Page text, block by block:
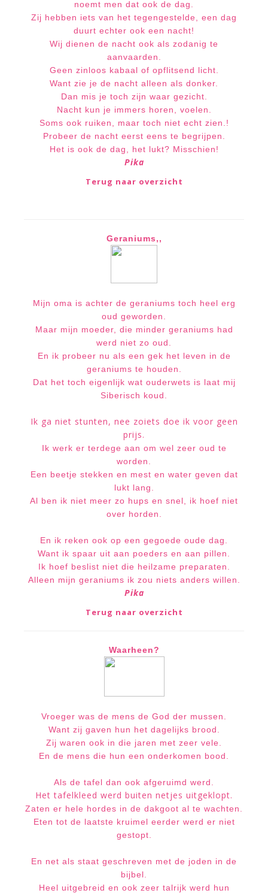
noemt men dat ook de dag.
Zij hebben iets van het tegengestelde, een dag
duurt echter ook een nacht!
Wij dienen de nacht ook als zodanig te
aanvaarden.
Geen zinloos kabaal of opflitsend licht.
Want zie je de nacht alleen als donker.
Dan mis je toch zijn waar gezicht.
Nacht kun je immers horen, voelen.
Soms ook ruiken, maar toch niet echt zien.!
Probeer de nacht eerst eens te begrijpen.
Het is ook de dag, het lukt? Misschien!
Pika
Terug naar overzicht
Geraniums,,
Mijn oma is achter de geraniums toch heel erg
oud geworden.
Maar mijn moeder, die minder geraniums had
werd niet zo oud.
En ik probeer nu als een gek het leven in de
geraniums te houden.
Dat het toch eigenlijk wat ouderwets is laat mij
Siberisch koud.
Ik ga niet stunten, nee zoiets doe ik voor geen
prijs.
Ik werk er terdege aan om wel zeer oud te
worden.
Een beetje stekken en mest en water geven dat
lukt lang.
Al ben ik niet meer zo hups en snel, ik hoef niet
over horden.
En ik reken ook op een gegoede oude dag.
Want ik spaar uit aan poeders en aan pillen.
Ik hoef beslist niet die heilzame preparaten.
Alleen mijn geraniums ik zou niets anders willen.
Pika
Terug naar overzicht
Waarheen?
Vroeger was de mens de God der mussen.
Want zij gaven hun het dagelijks brood.
Zij waren ook in die jaren met zeer vele.
En de mens die hun een onderkomen bood.
Als de tafel dan ook afgeruimd werd.
Het tafelkleed werd buiten netjes uitgeklopt.
Zaten er hele hordes in de dakgoot al te wachten.
Eten tot de laatste kruimel eerder werd er niet
gestopt.
En net als staat geschreven met de joden in de
bijbel.
Heel uitgebreid en ook zeer talrijk werd hun